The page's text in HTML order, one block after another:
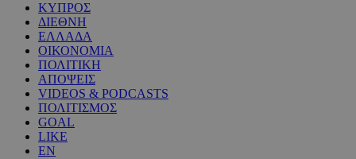
ΚΥΠΡΟΣ
ΔΙΕΘΝΗ
ΕΛΛΑΔΑ
ΟΙΚΟΝΟΜΙΑ
ΠΟΛΙΤΙΚΗ
ΑΠΟΨΕΙΣ
VIDEOS & PODCASTS
ΠΟΛΙΤΙΣΜΟΣ
GOAL
LIKE
EN